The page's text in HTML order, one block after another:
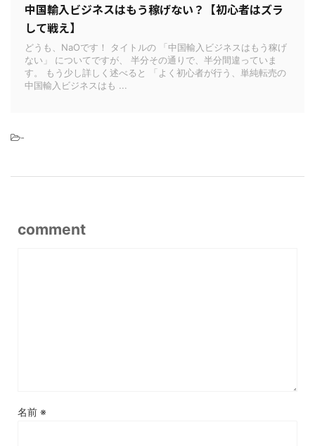
中国輸入ビジネスはもう稼げない？【初心者はズラ
して戦え】
どうも、NaOです！ タイトルの 「中国輸入ビジネスはもう稼げ
ない」 についてですが、 半分その通りで、半分間違っていま
す。 もう少し詳しく述べると 「よく初心者が行う、単純転売の
中国輸入ビジネスはも ...
-
comment
名前 ※